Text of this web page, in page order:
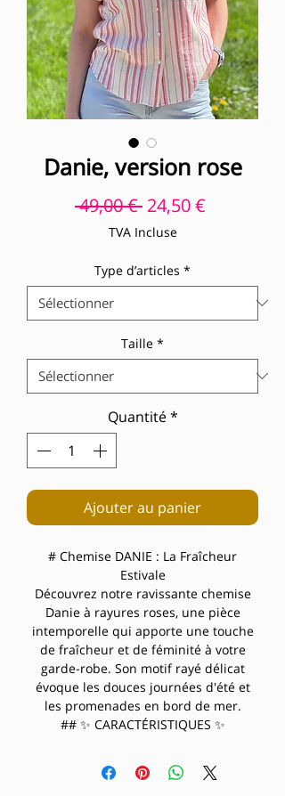
Danie, version rose
49,00 € Prix original
24,50 €Prix
TVA Incluse
Type d’articles *
Taille *
Quantité *
Ajouter au panier
# Chemise DANIE : La Fraîcheur
Estivale
Découvrez notre ravissante chemise
Danie à rayures roses, une pièce
intemporelle qui apporte une touche
de fraîcheur et de féminité à votre
garde-robe. Son motif rayé délicat
évoque les douces journées d'été et
les promenades en bord de mer.
## ✨ CARACTÉRISTIQUES ✨
oversize
• Col chemise traditionnel élégant